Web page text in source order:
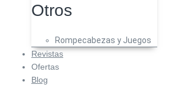
Otros
Rompecabezas y Juegos
Revistas
Ofertas
Blog